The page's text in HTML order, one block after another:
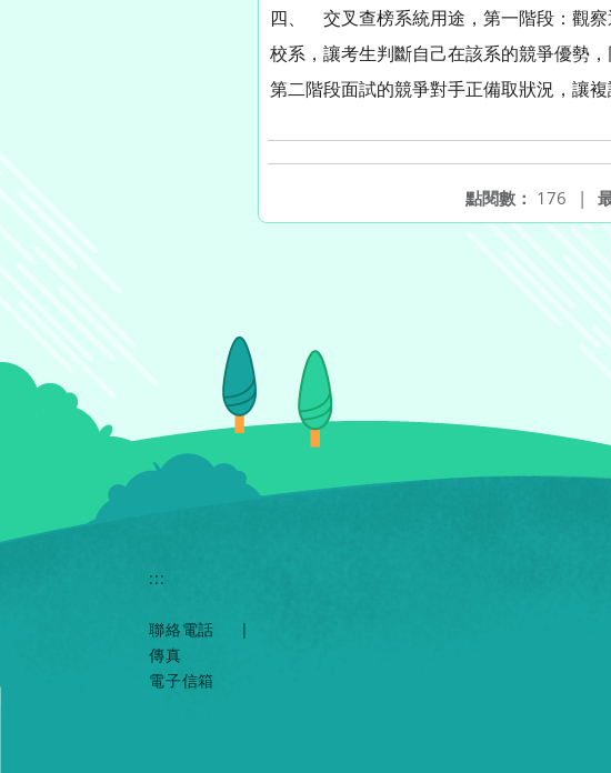
四、 交叉查榜系統用途，第一階段：觀
校系，讓考生判斷自己在該系的競爭優勢
第二階段面試的競爭對手正備取狀況，讓
點閱數： 176 |
:::
聯絡電話
|
傳真
電子信箱